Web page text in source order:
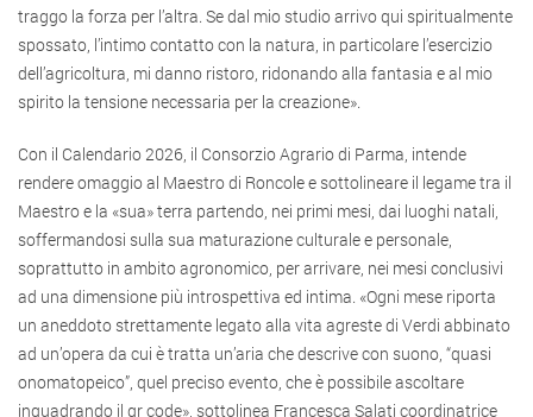
traggo la forza per l’altra. Se dal mio studio arrivo qui spiritualmente
spossato, l’intimo contatto con la natura, in particolare l’esercizio
dell’agricoltura, mi danno ristoro, ridonando alla fantasia e al mio
spirito la tensione necessaria per la creazione».
Con il Calendario 2026, il Consorzio Agrario di Parma, intende
rendere omaggio al Maestro di Roncole e sottolineare il legame tra il
Maestro e la «sua» terra partendo, nei primi mesi, dai luoghi natali,
soffermandosi sulla sua maturazione culturale e personale,
soprattutto in ambito agronomico, per arrivare, nei mesi conclusivi
ad una dimensione più introspettiva ed intima. «Ogni mese riporta
un aneddoto strettamente legato alla vita agreste di Verdi abbinato
ad un’opera da cui è tratta un’aria che descrive con suono, “quasi
onomatopeico”, quel preciso evento, che è possibile ascoltare
inquadrando il qr code», sottolinea Francesca Salati coordinatrice